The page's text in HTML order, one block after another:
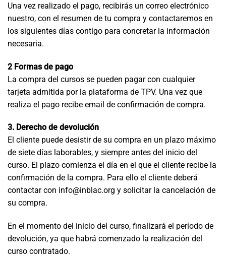
Una vez realizado el pago, recibirás un correo electrónico
nuestro, con el resumen de tu compra y contactaremos en
los siguientes días contigo para concretar la información
necesaria.
2 Formas de pago
La compra del cursos se pueden pagar con cualquier
tarjeta admitida por la plataforma de TPV. Una vez que
realiza el pago recibe email de confirmación de compra.
3. Derecho de devolución
El cliente puede desistir de su compra en un plazo máximo
de siete días laborables, y siempre antes del inicio del
curso. El plazo comienza el día en el que el cliente recibe la
confirmación de la compra. Para ello el cliente deberá
contactar con info@inblac.org y solicitar la cancelación de
su compra.
En el momento del inicio del curso, finalizará el período de
devolución, ya que habrá comenzado la realización del
curso contratado.